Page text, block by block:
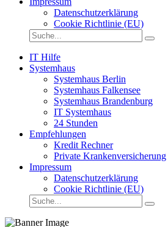
Datenschutzerklärung
Cookie Richtlinie (EU)
Suche
auf
Versicherung-
Aktuell.de:
Suche
IT Hilfe
Systemhaus
Systemhaus Berlin
Systemhaus Falkensee
Systemhaus Brandenburg
IT Systemhaus
24 Stunden
Empfehlungen
Kredit Rechner
Private Krankenversicherung
Impressum
Datenschutzerklärung
Cookie Richtlinie (EU)
Suche
auf
Versicherung-
Suche